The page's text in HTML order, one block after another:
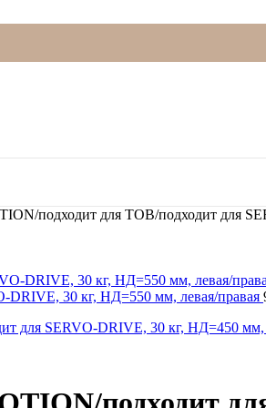
подходит для TOB/подходит для
30 кг, НД=550 мм, левая/правая